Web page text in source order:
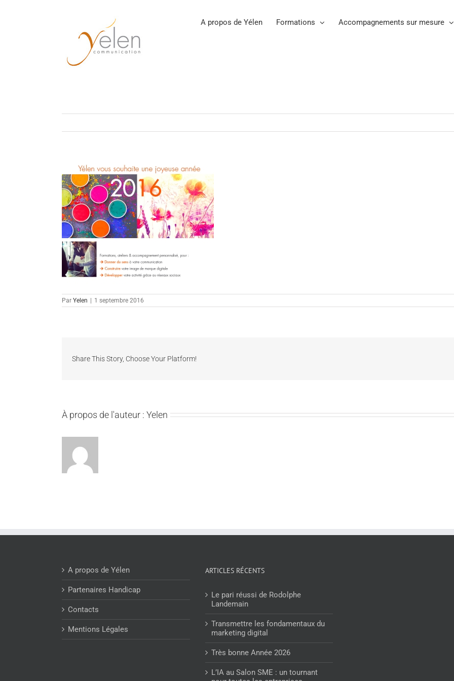
A propos de Yélen Formations Accompagnements sur mesure
Par Yelen 1 septembre 2016
Share This Story, Choose Your Platform!
À propos de l'auteur : Yelen
A propos de Yélen
Partenaires Handicap
Contacts
Mentions Légales
ARTICLES RÉCENTS
Le pari réussi de Rodolphe
Landemain
Transmettre les fondamentaux du
marketing digital
Très bonne Année 2026
L’IA au Salon SME : un tournant